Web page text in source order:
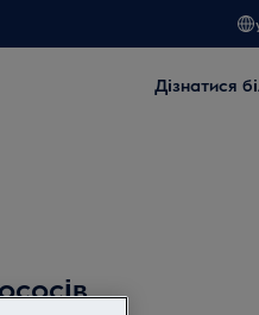
Дізнатися